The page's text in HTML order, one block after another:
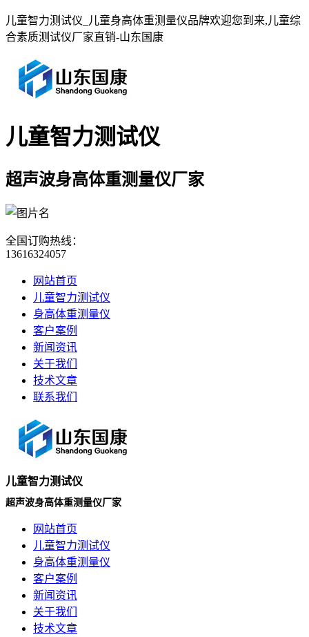
儿童智力测试仪_儿童身高体重测量仪品牌欢迎您到来,儿童综
合素质测试仪厂家直销-山东国康
儿童智力测试仪
超声波身高体重测量仪厂家
全国订购热线：
13616324057
网站首页
儿童智力测试仪
身高体重测量仪
客户案例
新闻资讯
关于我们
技术文章
联系我们
儿童智力测试仪
超声波身高体重测量仪厂家
网站首页
儿童智力测试仪
身高体重测量仪
客户案例
新闻资讯
关于我们
技术文章